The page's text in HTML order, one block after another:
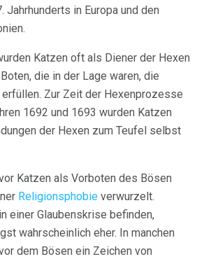
Jahrhunderts in Europa und den
Katzen oft als Diener der Hexen
die in der Lage waren, die
Zur Zeit der Hexenprozesse
1692 und 1693 wurden Katzen
der Hexen zum Teufel selbst
Katzen als Vorboten des Bösen
Religionsphobie verwurzelt.
einer Glaubenskrise befinden,
wahrscheinlich eher. In manchen
dem Bösen ein Zeichen von